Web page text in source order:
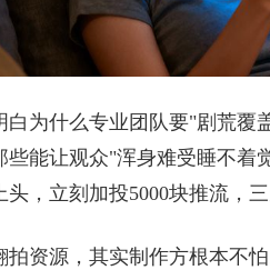
白为什么专业团队要"剧荒覆
些能让观众"浑身难受睡不着
头，立刻加投5000块推流，三
拍资源，其实制作方根本不